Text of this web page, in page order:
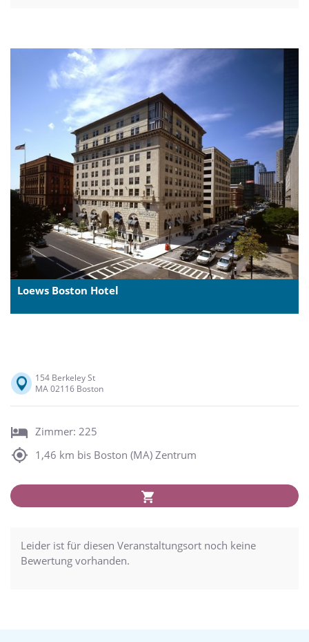
Loews Boston Hotel
154 Berkeley St
MA 02116 Boston
Zimmer: 225
1,46 km bis Boston (MA) Zentrum
Leider ist für diesen Veranstaltungsort noch keine
Bewertung vorhanden.